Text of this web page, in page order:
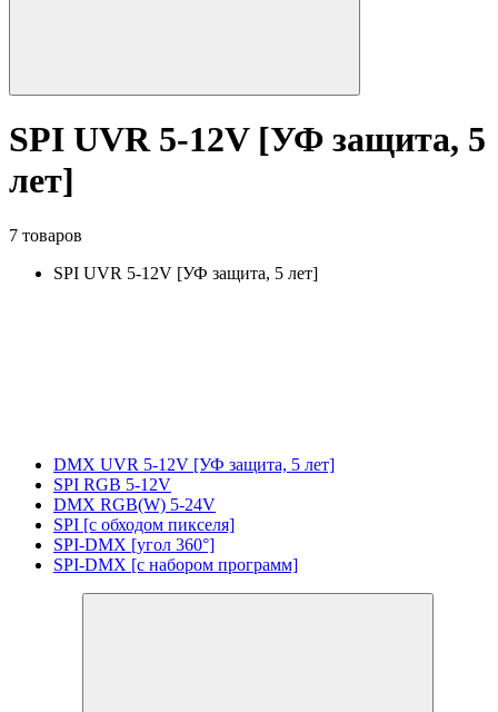
SPI UVR 5-12V [УФ защита, 5
лет]
7 товаров
SPI UVR 5-12V [УФ защита, 5 лет]
DMX UVR 5-12V [УФ защита, 5 лет]
SPI RGB 5-12V
DMX RGB(W) 5-24V
SPI [с обходом пикселя]
SPI-DMX [угол 360°]
SPI-DMX [с набором программ]